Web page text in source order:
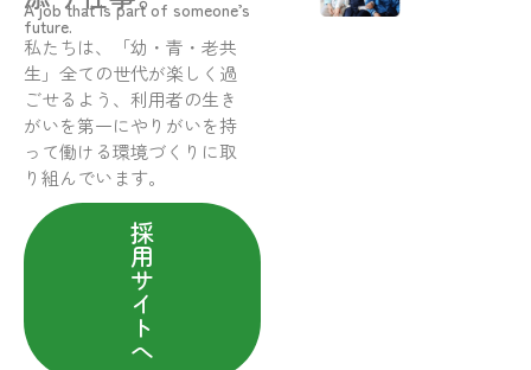
A job that is part of someone’s
future.
私たちは、「幼・青・老共
生」全ての世代が楽しく過
ごせるよう、利用者の生き
がいを第一にやりがいを持
って働ける環境づくりに取
り組んでいます。
採
用
サ
イ
ト
へ